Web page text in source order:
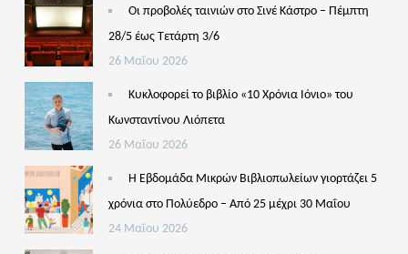
Οι προβολές ταινιών στο Σινέ Κάστρο – Πέμπτη
28/5 έως Τετάρτη 3/6
26 Μαΐου 2026
Κυκλοφορεί το βιβλίο «10 Χρόνια Ιόνιο» του
Κωνσταντίνου Λιόπετα
26 Μαΐου 2026
Η Εβδομάδα Μικρών Βιβλιοπωλείων γιορτάζει 5
χρόνια στο Πολύεδρο – Από 25 μέχρι 30 Μαΐου
24 Μαΐου 2026